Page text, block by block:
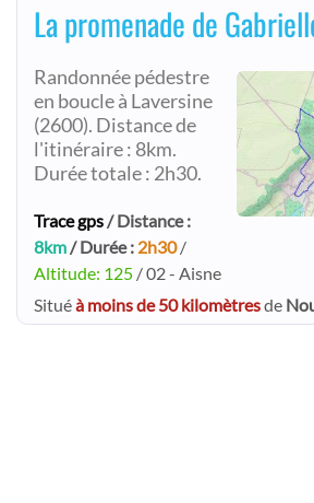
La promenade de
Randonnée pédestre
en boucle à Laversine
(2600). Distance de
l'itinéraire : 8km.
Durée totale : 2h30.
Trace gps/ Distance :
8km/ Durée : 2h30/
Altitude: 125 / 02 - Aisne
Situéà moins de 50 kilomètresde